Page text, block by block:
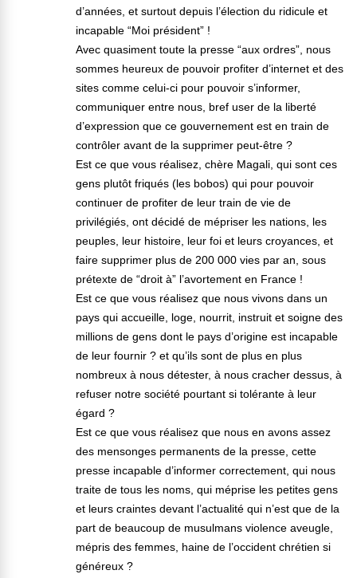
d’années, et surtout depuis l’élection du ridicule et
incapable “Moi président” !
Avec quasiment toute la presse “aux ordres”, nous
sommes heureux de pouvoir profiter d’internet et des
sites comme celui-ci pour pouvoir s’informer,
communiquer entre nous, bref user de la liberté
d’expression que ce gouvernement est en train de
contrôler avant de la supprimer peut-être ?
Est ce que vous réalisez, chère Magali, qui sont ces
gens plutôt friqués (les bobos) qui pour pouvoir
continuer de profiter de leur train de vie de
privilégiés, ont décidé de mépriser les nations, les
peuples, leur histoire, leur foi et leurs croyances, et
faire supprimer plus de 200 000 vies par an, sous
prétexte de “droit à” l’avortement en France !
Est ce que vous réalisez que nous vivons dans un
pays qui accueille, loge, nourrit, instruit et soigne des
millions de gens dont le pays d’origine est incapable
de leur fournir ? et qu’ils sont de plus en plus
nombreux à nous détester, à nous cracher dessus, à
refuser notre société pourtant si tolérante à leur
égard ?
Est ce que vous réalisez que nous en avons assez
des mensonges permanents de la presse, cette
presse incapable d’informer correctement, qui nous
traite de tous les noms, qui méprise les petites gens
et leurs craintes devant l’actualité qui n’est que de la
part de beaucoup de musulmans violence aveugle,
mépris des femmes, haine de l’occident chrétien si
généreux ?